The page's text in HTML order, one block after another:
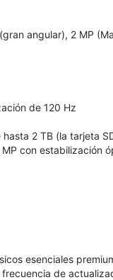
angular), 2 MP
de 120 Hz
2 TB (la tarjeta
con estabilización
esenciales
de